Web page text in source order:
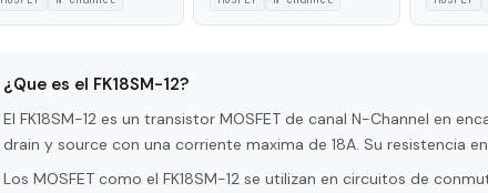
¿Que es el FK18SM-12?
El FK18SM-12 es un transistor MOSFET de canal N-Channel en
drain y source con una corriente maxima de 18A. Su resistencia
Los MOSFET como el FK18SM-12 se utilizan en circuitos de